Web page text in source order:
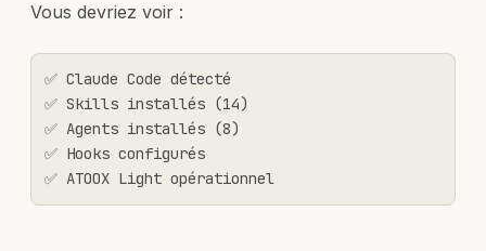
Vous devriez voir :
✅ Claude Code détecté
✅ Skills installés (14)
✅ Agents installés (8)
✅ Hooks configurés
✅ ATOOX Light opérationnel